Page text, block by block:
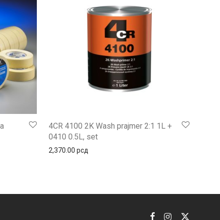
од 130.00 рсд до 200.00 рсд
4CR 4100 2K Wash prajmer 2:1 1L +
0410 0.5L, set
2,370.00 рсд